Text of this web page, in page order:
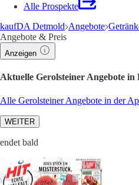
Alle Prospekte
kaufDA Detmold Angebote
Angebote & Preis
Anzeigen
Aktuelle Gerolsteiner Angebote in
Alle Gerolsteiner Angebote in der
WEITER
endet bald